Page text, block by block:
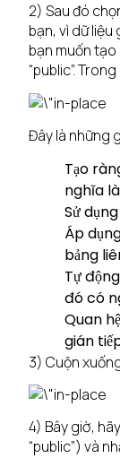
2) Sau đó
bạn, vì dữ
bạn muốn tạo
“public”.
Đây là những
Tạo
nghĩa
Sử
Áp
bảng
Tự
đó có
Quan
gián
3) Cuộn
4) Bây giờ,
“public”) và